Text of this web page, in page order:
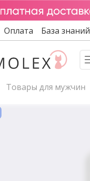
Оплата База знаний
Товары для мужчин